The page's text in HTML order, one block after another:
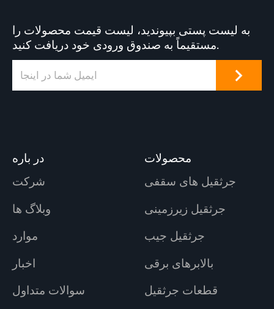
به لیست پستی بپیوندید، لیست قیمت محصولات را
مستقیماً به صندوق ورودی خود دریافت کنید.
در باره
شرکت
وبلاگ ها
موارد
اخبار
سوالات متداول
محصولات
جرثقیل های سقفی
جرثقیل زیرزمینی
جرثقیل جیب
بالابرهای برقی
قطعات جرثقیل